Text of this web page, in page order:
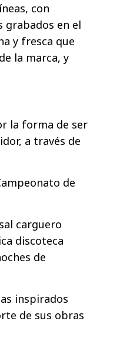
con
grabados en el
y fresca que
la marca, y
la forma de ser
a través de
de
carguero
discoteca
de
inspirados
de sus obras